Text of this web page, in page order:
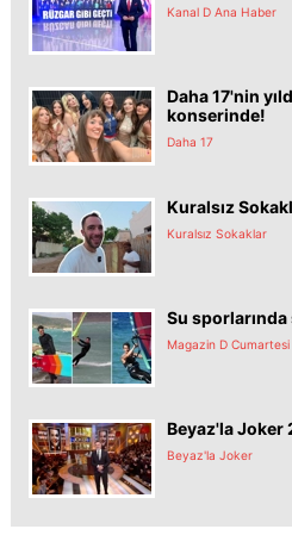
Kanal D Ana Haber
Daha 17'nin
konserinde!
Daha 17
Kuralsız
Kuralsız Sokaklar
Su
Magazin D Cumartesi
Beyaz'la Joker
Beyaz'la Joker